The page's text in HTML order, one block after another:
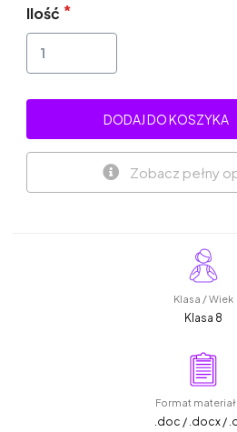
Ilość
DODAJ DO KOSZYKA
Zobacz pełny
Klasa / Wiek
Klasa 8
Format
.doc / .docx /